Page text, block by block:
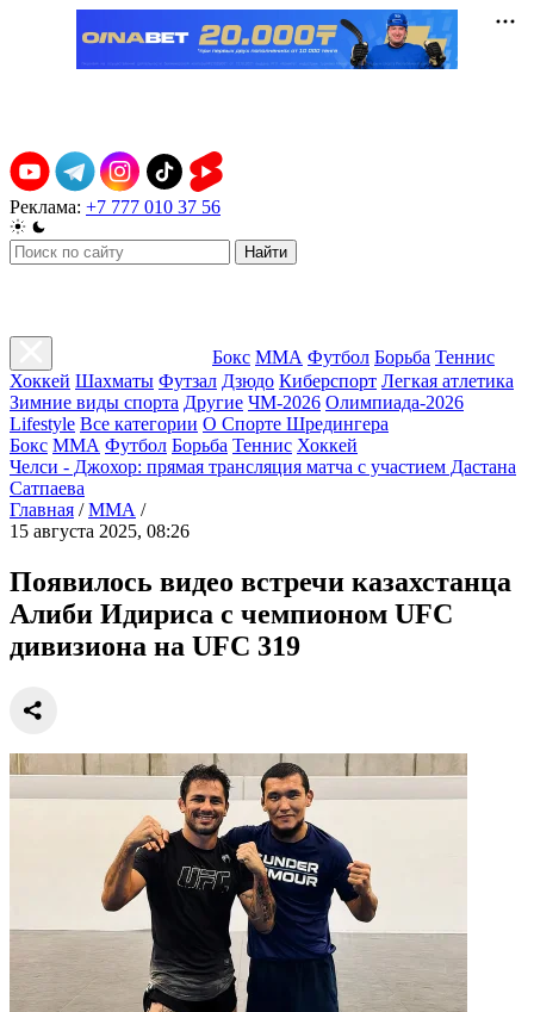
Реклама: +7 777 010 37 56
Найти
Бокс ММА Футбол Борьба Теннис
Хоккей Шахматы Футзал Дзюдо Киберспорт Легкая атлетика
Зимние виды спорта Другие ЧМ-2026 Олимпиада-2026
Lifestyle Все категории О Спорте Шредингера
Бокс ММА Футбол Борьба Теннис Хоккей
Челси - Джохор: прямая трансляция матча с участием Дастана
Сатпаева
Главная / ММА /
15 августа 2025, 08:26
Появилось видео встречи казахстанца
Алиби Идириса с чемпионом UFC
дивизиона на UFC 319